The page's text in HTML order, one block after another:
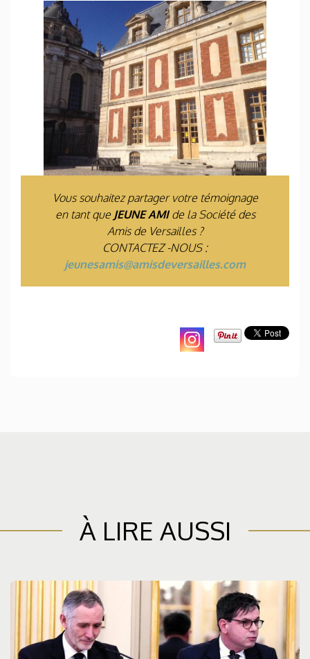
Vous souhaitez partager votre témoignage
en tant queJEUNE AMIde la Société des
Amis de Versailles ?
CONTACTEZ -NOUS :
jeunesamis@amisdeversailles.com
À LIRE AUSSI